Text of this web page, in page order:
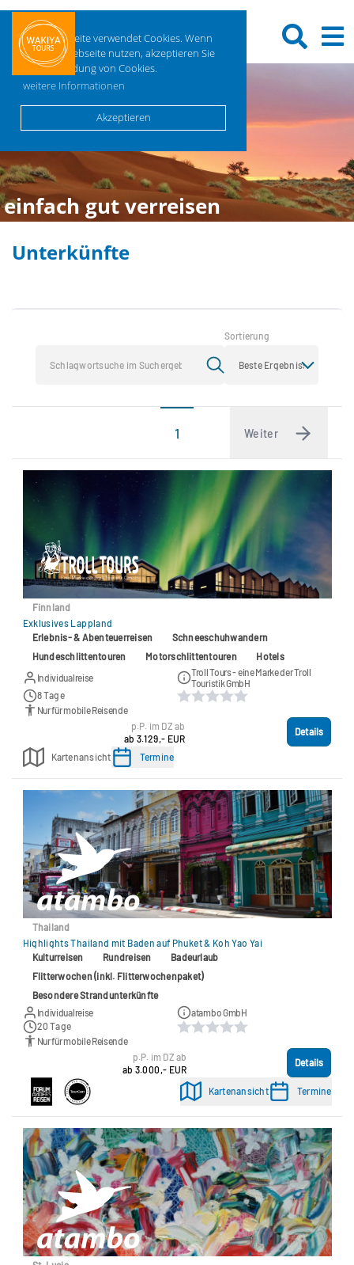
Diese Webseite verwendet Cookies. Wenn
Sie diese Webseite nutzen, akzeptieren Sie
die Verwendung von Cookies.
weitere Informationen
Akzeptieren
einfach gut verreisen
Unterkünfte